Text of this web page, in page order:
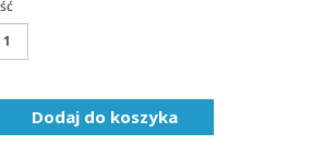
Dodaj do koszyka